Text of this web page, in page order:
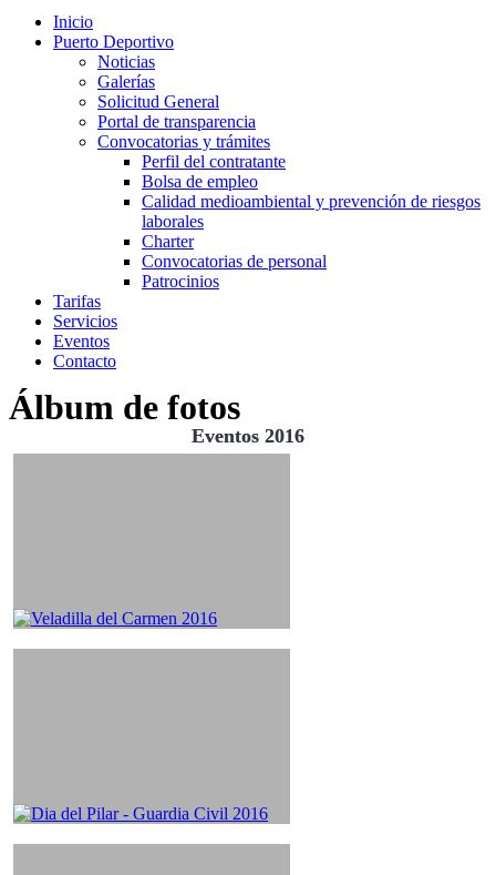
Inicio
Puerto Deportivo
Noticias
Galerías
Solicitud General
Portal de transparencia
Convocatorias y trámites
Perfil del contratante
Bolsa de empleo
Calidad medioambiental y prevención de riesgos
laborales
Charter
Convocatorias de personal
Patrocinios
Tarifas
Servicios
Eventos
Contacto
Álbum de fotos
Eventos 2016